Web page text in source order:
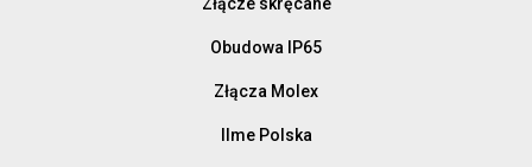
Obudowa IP65
Złącza Molex
Ilme Polska